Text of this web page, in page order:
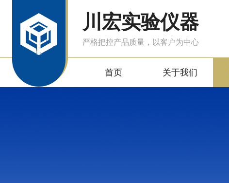
川宏实验仪器
严格把控产品质量，以客户为中心
首页 关于我们